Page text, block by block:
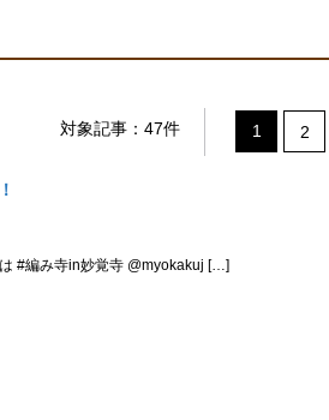
1 2
対象記事：47件
#編み寺in妙覚寺 @myokakuj […]